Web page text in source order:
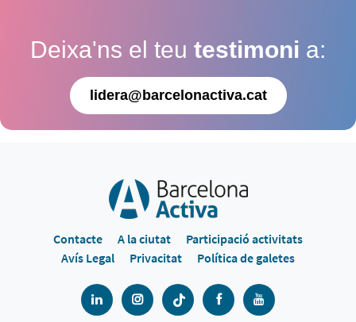
Deixa'ns el teu testimoni a:
lidera@barcelonactiva.cat
Contacte A la ciutat
Participació activitats
Avís Legal
Privacitat Política de galetes